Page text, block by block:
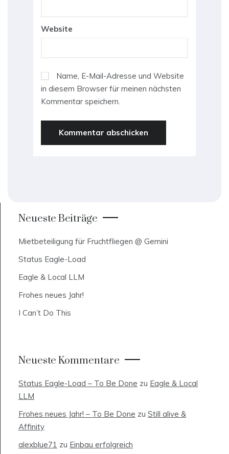
Website
Name, E-Mail-Adresse und Website
in diesem Browser für meinen nächsten
Kommentar speichern.
Neueste Beiträge
Mietbeteiligung für Fruchtfliegen @ Gemini
Status Eagle-Load
Eagle & Local LLM
Frohes neues Jahr!
I Can’t Do This
Neueste Kommentare
Status Eagle-Load – To Be Done zu Eagle & Local
LLM
Frohes neues Jahr! – To Be Done zu Still alive &
Affinity
alexblue71 zu Einbau erfolgreich